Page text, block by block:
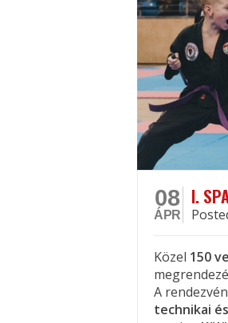
08
ÁPR
I.
Közel 150
A
technikai